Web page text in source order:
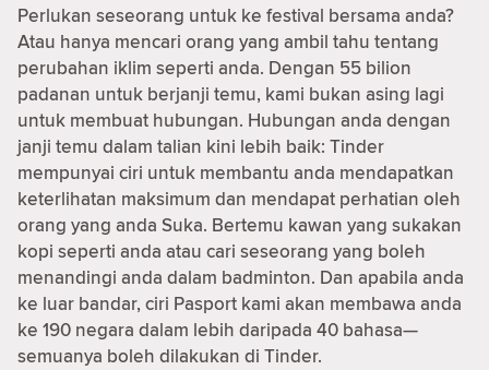
Perlukan seseorang untuk ke festival bersama anda?
Atau hanya mencari orang yang ambil tahu tentang
perubahan iklim seperti anda. Dengan 55 bilion
padanan untuk berjanji temu, kami bukan asing lagi
untuk membuat hubungan. Hubungan anda dengan
janji temu dalam talian kini lebih baik: Tinder
mempunyai ciri untuk membantu anda mendapatkan
keterlihatan maksimum dan mendapat perhatian oleh
orang yang anda Suka. Bertemu kawan yang sukakan
kopi seperti anda atau cari seseorang yang boleh
menandingi anda dalam badminton. Dan apabila anda
ke luar bandar, ciri Pasport kami akan membawa anda
ke 190 negara dalam lebih daripada 40 bahasa—
semuanya boleh dilakukan di Tinder.